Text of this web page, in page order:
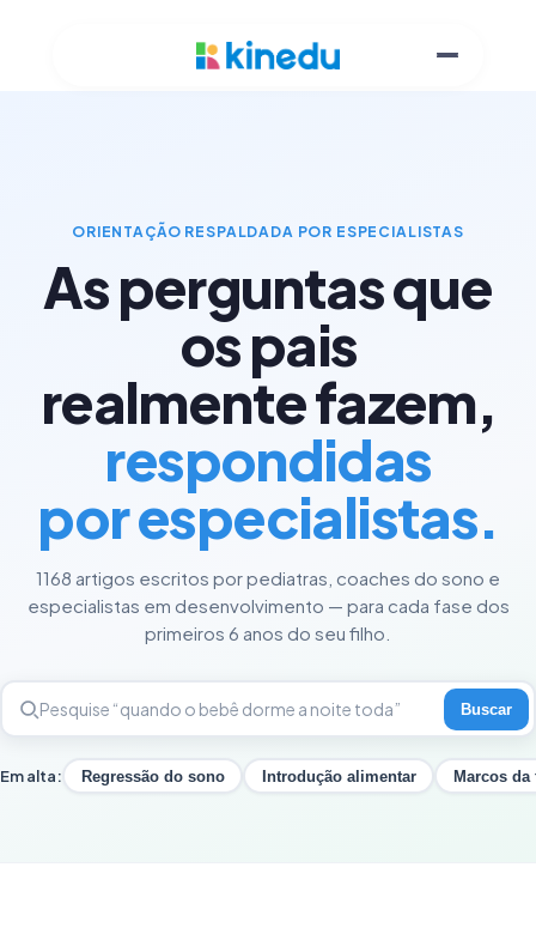
ORIENTAÇÃO RESPALDADA POR ESPECIALISTAS
As perguntas que
os pais
realmente fazem,
respondidas
por especialistas.
1168 artigos escritos por pediatras, coaches do sono e
especialistas em desenvolvimento — para cada fase dos
primeiros 6 anos do seu filho.
Buscar
Em alta: Regressão do sono Introdução alimentar Marcos da